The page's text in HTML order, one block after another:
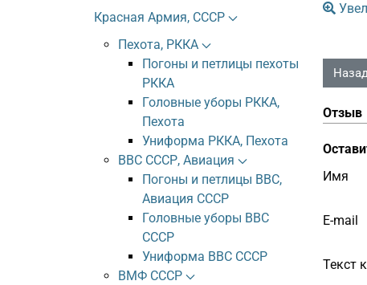
Красная Армия, СССР
Пехота, РККА
Погоны и петлицы пехоты
РККА
Головные уборы РККА,
Пехота
Униформа РККА, Пехота
ВВС СССР, Авиация
Погоны и петлицы ВВС,
Авиация СССР
Головные уборы ВВС
СССР
Униформа ВВС СССР
ВМФ СССР
Отзыв
Имя
E-mail
Текст